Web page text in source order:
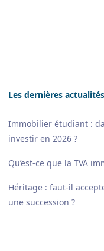
Les dernières actualités
Immobilier étudiant :
investir en 2026 ?
Qu’est-ce que la TVA
Héritage : faut-il
une succession ?